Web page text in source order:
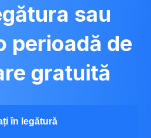
sau
perioadă de
gratuită
în legătură